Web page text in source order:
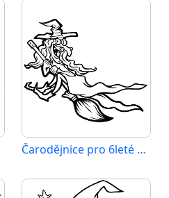
Čarodějnice pro 6leté Děti